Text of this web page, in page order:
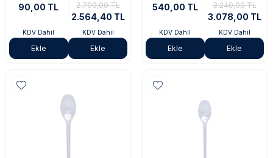
90,00 TL
KDV Dahil
Ekle
2.700,00 TL
2.564,40 TL
KDV Dahil
Ekle
540,00 TL
KDV Dahil
Ekle
3.240,00 TL
3.078,00 TL
KDV Dahil
Ekle